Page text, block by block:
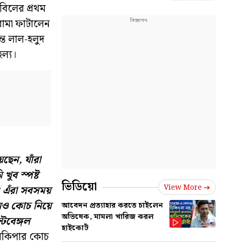
প্রথম
ফাটালেন
লাল-হলুদ
যাঁরা
খুব স্পষ্ট
এঁরা সবসময়
কোচ নিয়ে
কোচ
ভিডিয়ো View More
আবেদন প্রত্যাহার করতে চাইলেন
অভিষেক, মামলা খারিজ করল
হাইকোর্ট